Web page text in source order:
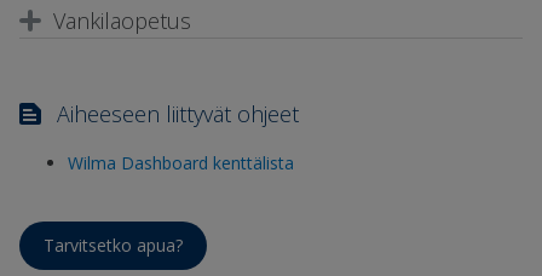
Vankilaopetus
Aiheeseen liittyvät ohjeet
Wilma Dashboard kenttälista
Tarvitsetko apua?